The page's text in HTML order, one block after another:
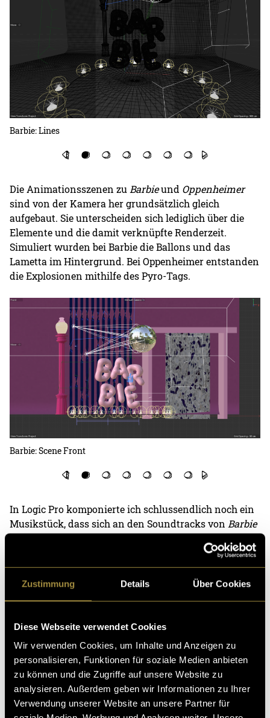
Zustimmung Details Über Cookies
Diese Webseite verwendet Cookies
Wir verwenden Cookies, um Inhalte und Anzeigen zu
personalisieren, Funktionen für soziale Medien anbieten
zu können und die Zugriffe auf unsere Website zu
analysieren. Außerdem geben wir Informationen zu Ihrer
Verwendung unserer Website an unsere Partner für
Barbie: Lines
Die Animationsszenen zuBarbieund Oppenheimer
sind von der Kamera her grundsätzlich gleich
aufgebaut. Sie unterscheiden sich lediglich über die
Elemente und die damit verknüpfte Renderzeit.
Simuliert wurden bei Barbie die Ballons und das
Lametta im Hintergrund. Bei Oppenheimer entstanden
die Explosionen mithilfe des Pyro-Tags.
Barbie: Scene Front
In Logic Pro komponierte ich schlussendlich noch ein
Musikstück, dass sich an den Soundtracks von Barbie
von Ludwig
Göransson). Der finale Schnitt und das Sounddesign
geschahen in Premiere Pro.